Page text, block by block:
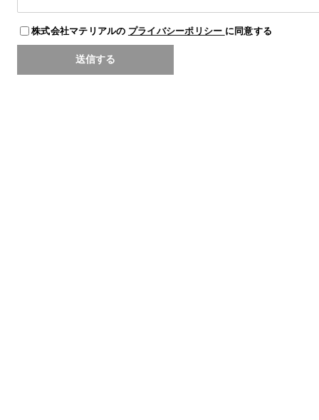
株式会社マテリアルの プライバシーポリシー に同意する